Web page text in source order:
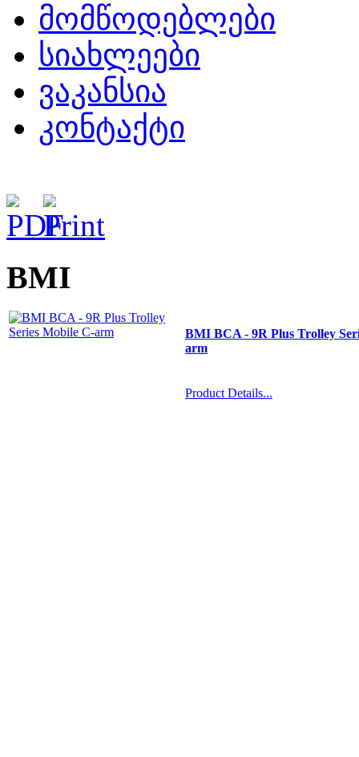
მომწოდებლები
სიახლეები
ვაკანსია
კონტაქტი
BMI
BMI BCA - 9R Plus Trolley
arm
Product Details...